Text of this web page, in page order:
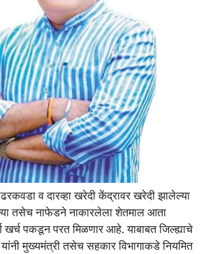
व दारव्हा खरेदी केंद्रावर खरेदी झालेल्या
तसेच नाफेडने नाकारलेला शेतमाल आता
पकडून परत मिळणार आहे. याबाबत जिल्ह्याचे
मुख्यमंत्री तसेच सहकार विभागाकडे नियमित